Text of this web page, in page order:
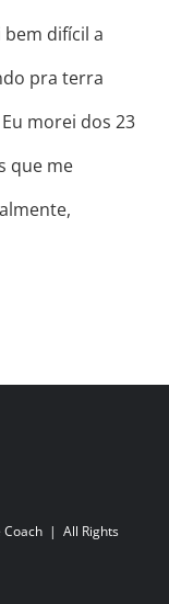
difícil a
pra terra
morei dos 23
que me
| All Rights